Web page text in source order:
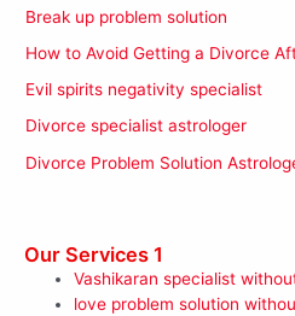
Break up problem solution
How to Avoid Getting a Divorce
Evil spirits negativity specialist
Divorce specialist astrologer
Divorce Problem Solution
Our Services 1
Vashikaran specialist
love problem solution